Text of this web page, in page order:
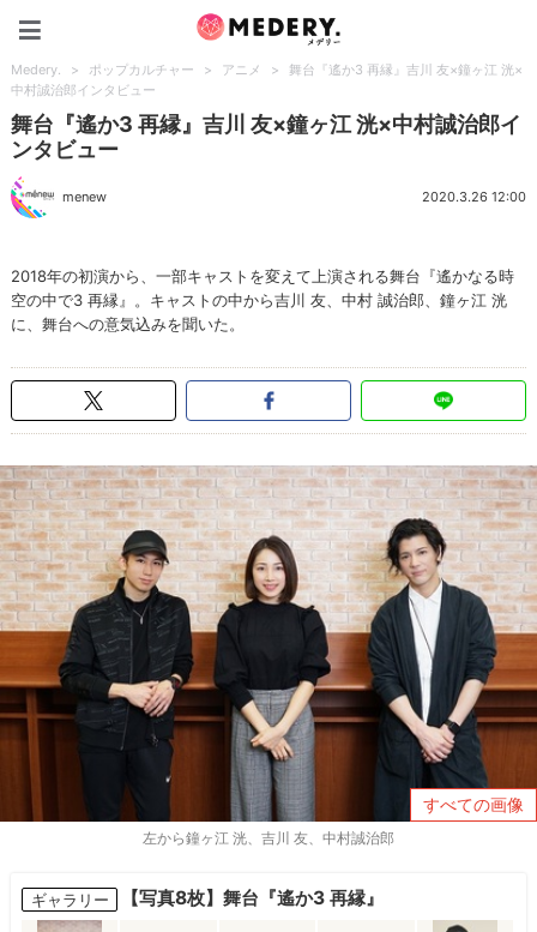
Medery. > ポップカルチャー > アニメ >
舞台『遙か3 再縁』吉川 友×鐘ヶ江 洸×
中村誠治郎インタビュー
舞台『遙か3 再縁』吉川 友×鐘ヶ江 洸×中村誠治郎イ
ンタビュー
menew 2020.3.26 12:00
2018年の初演から、一部キャストを変えて上演される舞台『遙かなる時
空の中で3 再縁』。キャストの中から吉川 友、中村 誠治郎、鐘ヶ江 洸
に、舞台への意気込みを聞いた。
すべての画像
左から鐘ヶ江 洸、吉川 友、中村誠治郎
ギャラリー 【写真8枚】舞台『遙か3 再縁』